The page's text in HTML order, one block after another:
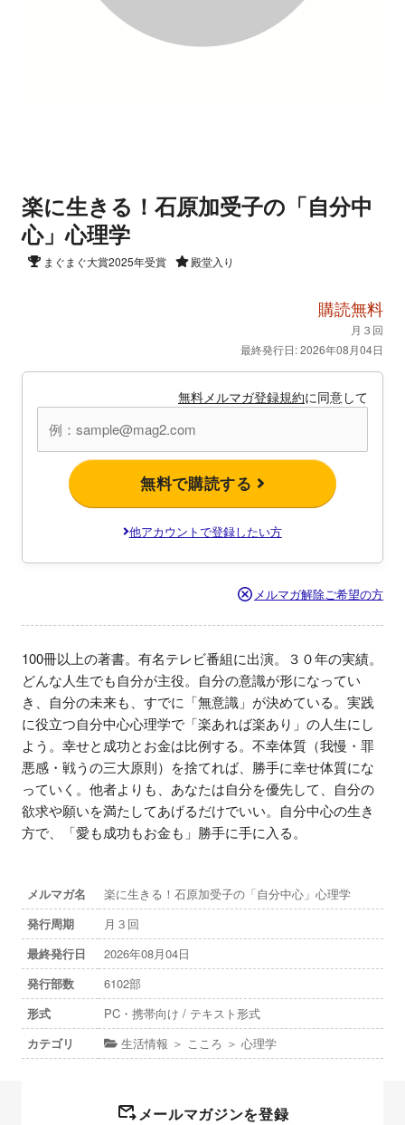
楽に生きる！石原加受子の「自分中
心」心理学
まぐまぐ大賞2025年受賞 殿堂入り
購読無料
月３回
最終発行日: 2026年08月04日
無料メルマガ登録規約に同意して
無料で購読する
他アカウントで登録したい方
メルマガ解除ご希望の方
100冊以上の著書。有名テレビ番組に出演。３０年の実績。
どんな人生でも自分が主役。自分の意識が形になってい
き、自分の未来も、すでに「無意識」が決めている。実践
に役立つ自分中心心理学で「楽あれば楽あり」の人生にし
よう。幸せと成功とお金は比例する。不幸体質（我慢・罪
悪感・戦うの三大原則）を捨てれば、勝手に幸せ体質にな
っていく。他者よりも、あなたは自分を優先して、自分の
欲求や願いを満たしてあげるだけでいい。自分中心の生き
方で、「愛も成功もお金も」勝手に手に入る。
メルマガ名
楽に生きる！石原加受子の「自分中心」心理学
発行周期
月３回
最終発行日
2026年08月04日
発行部数
6102部
形式
PC・携帯向け / テキスト形式
カテゴリ
生活情報 ＞ こころ ＞ 心理学
メールマガジンを登録